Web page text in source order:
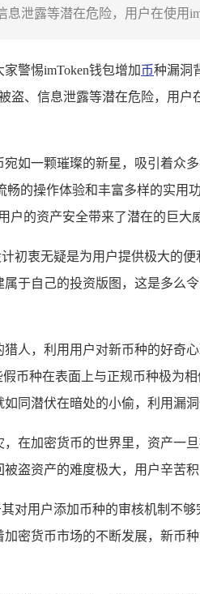
泄露等潜在危险，用户在使用
警惕imToken钱包增加币种漏洞
、信息泄露等潜在危险，用
如一颗璀璨的新星，吸引着
的操作体验和丰富多样的实
的资产安全带来了潜在的巨大
初衷无疑是为用户提供极大
于自己的投资版图，这是多
人，利用用户对新币种的好
币种在表面上与正规币种极
同潜伏在暗处的小偷，利用漏
在加密货币的世界里，资产
盗资产的难度极大，用户辛苦
对用户添加币种的审核机制不
密货币市场的不断发展，新